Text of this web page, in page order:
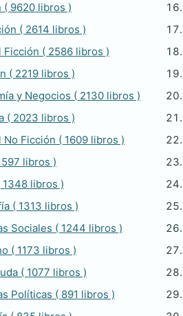
( 9620 libros )
( 2614 libros )
Ficción ( 2586 libros )
( 2219 libros )
y Negocios ( 2130 libros )
( 2023 libros )
No Ficción ( 1609 libros )
libros )
1348 libros )
( 1313 libros )
Sociales ( 1244 libros )
( 1173 libros )
( 1077 libros )
Políticas ( 891 libros )